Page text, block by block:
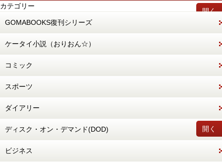
開く
カテゴリー
GOMABOOKS復刊シリーズ
ケータイ小説（おりおん☆）
コミック
スポーツ
ダイアリー
開く
ディスク・オン・デマンド(DOD)
ビジネス